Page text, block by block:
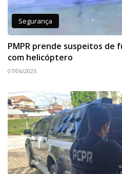
Segurança
PMPR prende suspeitos de
com helicóptero
07/06/2025